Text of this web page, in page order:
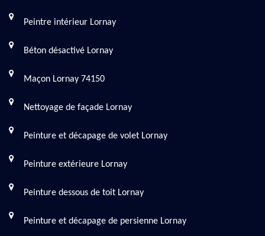
Peintre intérieur Lornay
Béton désactivé Lornay
Maçon Lornay 74150
Nettoyage de façade Lornay
Peinture et décapage de volet Lornay
Peinture extérieure Lornay
Peinture dessous de toit Lornay
Peinture et décapage de persienne Lornay